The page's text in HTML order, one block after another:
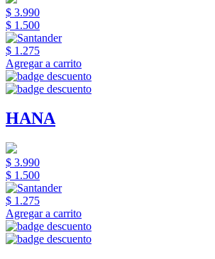
$ 3.990
$ 1.500
$ 1.275
Agregar a carrito
HANA
$ 3.990
$ 1.500
$ 1.275
Agregar a carrito